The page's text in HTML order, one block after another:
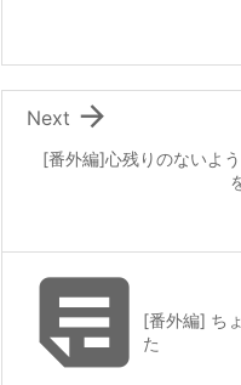
[番外編]心残りのないよ

Next
[番外編] ち
た